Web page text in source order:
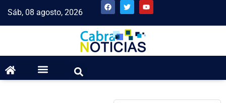
Sáb, 08 agosto, 2026